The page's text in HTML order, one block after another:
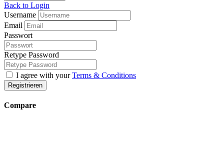
Back to Login
Username
Email
Passwort
Retype Password
I agree with yourTerms & Conditions
Registrieren
Compare